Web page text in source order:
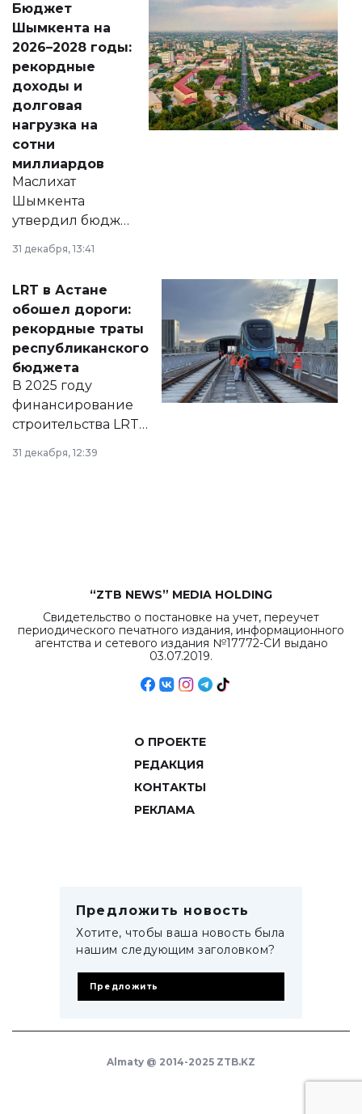
народу
Венесуэлы.
Бюджет
Шымкента на
2026–2028 годы:
рекордные
доходы и
долговая
нагрузка на
сотни
миллиардов
Маслихат
Шымкента
утвердил бюджет
города на 2026–
2028 годы.
документ
появился в базе
нормативных
правовых актов и
на сайте маслихат
города.
31 декабря, 13:41
LRT в Астане
обошел дороги:
рекордные траты
республиканского
бюджета
В 2025 году
финансирование
строительства LRT
в Астане из
республиканского
31 декабря, 12:39
“ZTB NEWS” MEDIA HOLDING
Свидетельство о постановке на учет, переучет
периодического печатного издания, информационного
агентства и сетевого издания №17772-СИ выдано
03.07.2019.
О ПРОЕКТЕ
РЕДАКЦИЯ
КОНТАКТЫ
РЕКЛАМА
Предложить новость
Хотите, чтобы ваша новость была
нашим следующим заголовком?
Предложить
Almaty @ 2014-2025 ZTB.KZ